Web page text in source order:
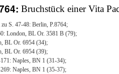
Bruchstück einer Vita
zu S. 47-48: Berlin, P.8764;
London, BL Or. 3581 B (79);
BL Or. 6954 (34);
BL Or. 6954 (39);
Naples, BN 1 (31-34);
Naples, BN 1 (35-37);